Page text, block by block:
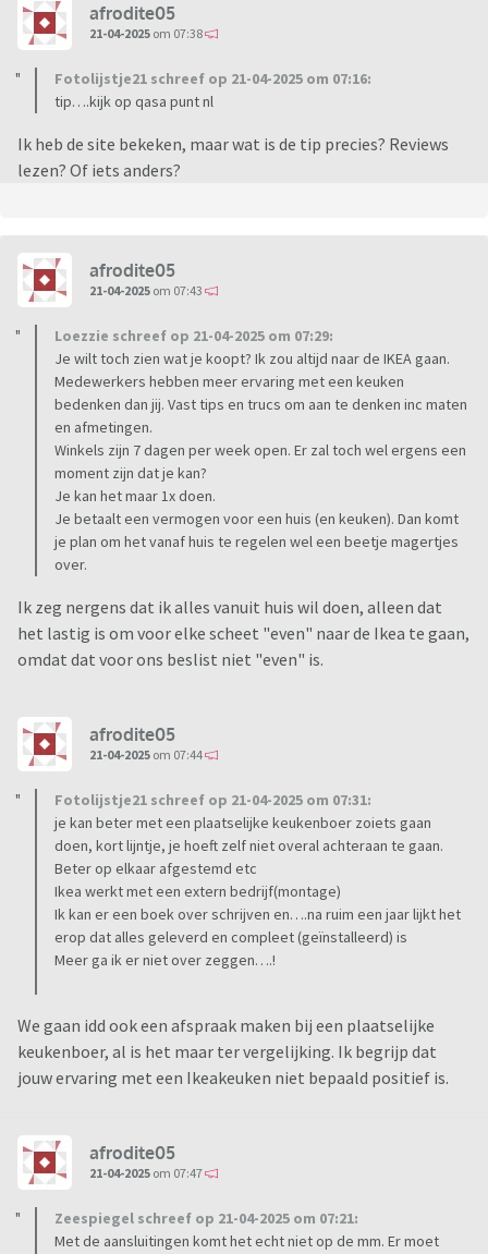
afrodite05
21-04-2025 om 07:38
Fotolijstje21 schreef op 21-04-2025 om 07:16:
tip….kijk op qasa punt nl
Ik heb de site bekeken, maar wat is de tip precies? Reviews
lezen? Of iets anders?
afrodite05
21-04-2025 om 07:43
Loezzie schreef op 21-04-2025 om 07:29:
Je wilt toch zien wat je koopt? Ik zou altijd naar de IKEA gaan.
Medewerkers hebben meer ervaring met een keuken
bedenken dan jij. Vast tips en trucs om aan te denken inc maten
en afmetingen.
Winkels zijn 7 dagen per week open. Er zal toch wel ergens een
moment zijn dat je kan?
Je kan het maar 1x doen.
Je betaalt een vermogen voor een huis (en keuken). Dan komt
je plan om het vanaf huis te regelen wel een beetje magertjes
over.
Ik zeg nergens dat ik alles vanuit huis wil doen, alleen dat
het lastig is om voor elke scheet "even" naar de Ikea te gaan,
omdat dat voor ons beslist niet "even" is.
afrodite05
21-04-2025 om 07:44
Fotolijstje21 schreef op 21-04-2025 om 07:31:
je kan beter met een plaatselijke keukenboer zoiets gaan
doen, kort lijntje, je hoeft zelf niet overal achteraan te gaan.
Beter op elkaar afgestemd etc
Ikea werkt met een extern bedrijf(montage)
Ik kan er een boek over schrijven en….na ruim een jaar lijkt het
erop dat alles geleverd en compleet (geïnstalleerd) is
Meer ga ik er niet over zeggen….!
We gaan idd ook een afspraak maken bij een plaatselijke
keukenboer, al is het maar ter vergelijking. Ik begrijp dat
jouw ervaring met een Ikeakeuken niet bepaald positief is.
afrodite05
21-04-2025 om 07:47
Zeespiegel schreef op 21-04-2025 om 07:21:
Met de aansluitingen komt het echt niet op de mm. Er moet